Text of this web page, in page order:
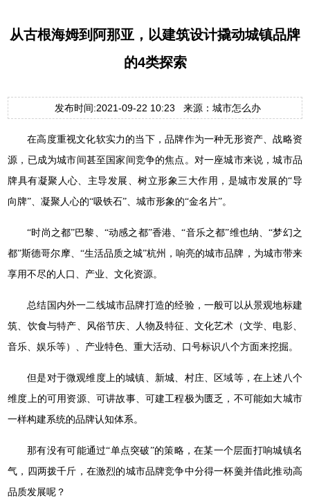
从古根海姆到阿那亚，以建筑设计撬动城镇品牌
的4类探索
发布时间:2021-09-22 10:23 来源：城市怎么办
在高度重视文化软实力的当下，品牌作为一种无形资产、战略资
源，已成为城市间甚至国家间竞争的焦点。对一座城市来说，城市品
牌具有凝聚人心、主导发展、树立形象三大作用，是城市发展的“导
向牌”、凝聚人心的“吸铁石”、城市形象的“金名片”。
“时尚之都”巴黎、“动感之都”香港、“音乐之都”维也纳、“梦幻之
都”斯德哥尔摩、“生活品质之城”杭州，响亮的城市品牌，为城市带来
享用不尽的人口、产业、文化资源。
总结国内外一二线城市品牌打造的经验，一般可以从景观地标建
筑、饮食与特产、风俗节庆、人物及特征、文化艺术（文学、电影、
音乐、娱乐等）、产业特色、重大活动、口号标识八个方面来挖掘。
但是对于微观维度上的城镇、新城、村庄、区域等，在上述八个
维度上的可用资源、可讲故事、可建工程极为匮乏，不可能如大城市
一样构建系统的品牌认知体系。
那有没有可能通过“单点突破”的策略，在某一个层面打响城镇名
气，四两拨千斤，在激烈的城市品牌竞争中分得一杯羹并借此推动高
品质发展呢？